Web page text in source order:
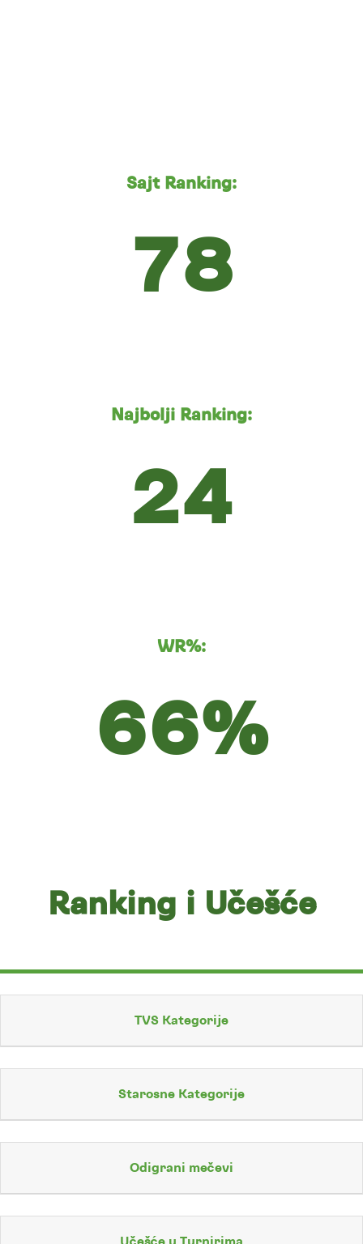
Sajt Ranking:
78
Najbolji Ranking:
24
WR%:
66%
Ranking i Učešće
TVS Kategorije
Starosne Kategorije
Odigrani mečevi